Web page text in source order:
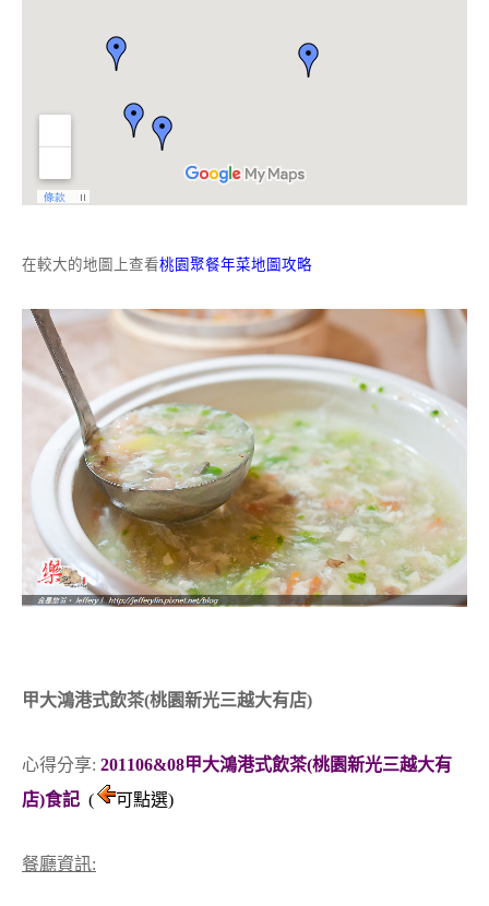
在較大的地圖上查看桃園聚餐年菜地圖攻略
甲大鴻港式飲茶(桃園新光三越大有店)
心得分享: 201106&08甲大鴻港式飲茶(桃園新光三越大有
店)食記 ( 可點選)
餐廳資訊: